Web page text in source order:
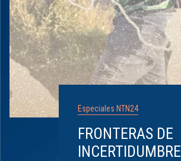
Especiales NTN24
FRONTERAS DE
INCERTIDUMBRE